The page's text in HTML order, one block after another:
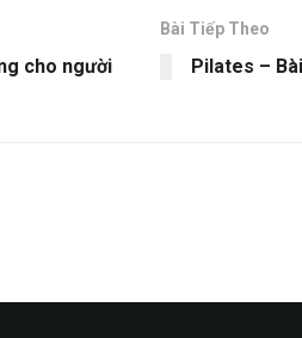
cho người
Bài Tiếp Theo
Pilates –